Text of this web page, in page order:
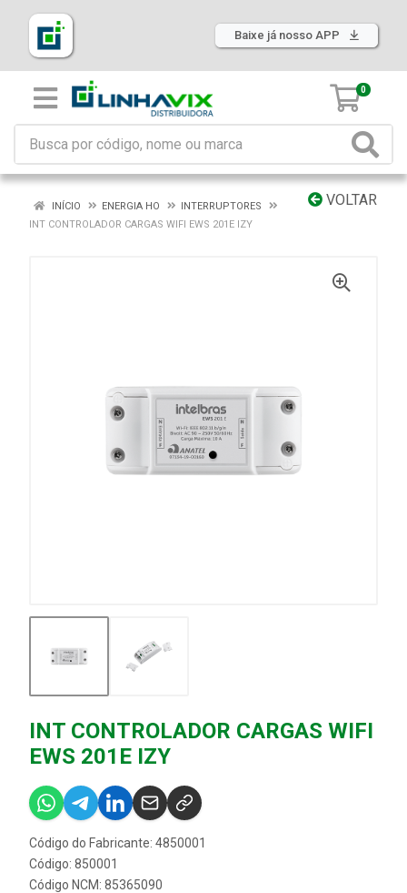
Baixe já nosso APP
0
VOLTAR
INÍCIO ENERGIA HO
INTERRUPTORES
INT CONTROLADOR CARGAS WIFI EWS 201E IZY
INT CONTROLADOR CARGAS WIFI
EWS 201E IZY
Código do Fabricante: 4850001
Código: 850001
Código NCM: 85365090